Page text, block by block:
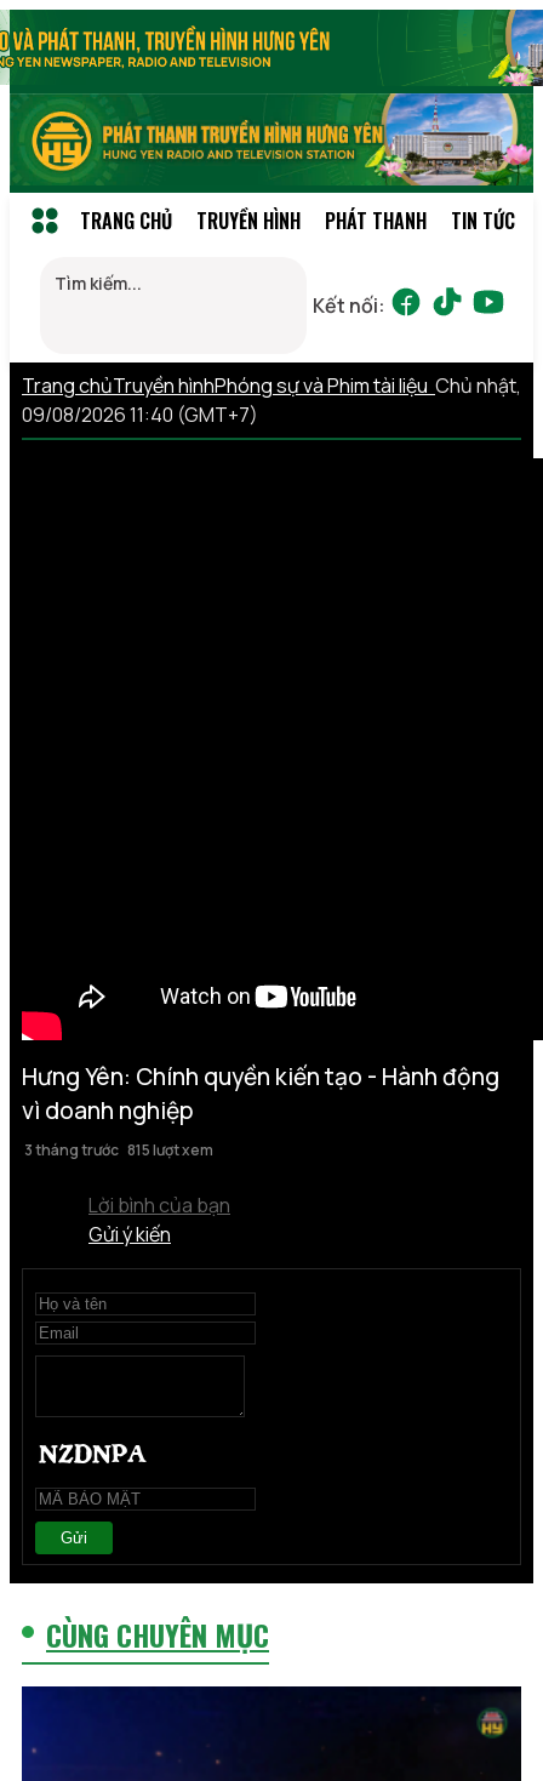
TRANG CHỦ TRUYỀN HÌNH PHÁT THANH TIN TỨC
Kết nối:
Trang chủTruyền hìnhPhóng sự và Phim tài liệu Chủ nhật,
09/08/2026 11:40 (GMT+7)
Hưng Yên: Chính quyền kiến tạo - Hành động
vì doanh nghiệp
3 tháng trước 815 lượt xem
Lời bình của bạn
Gửi ý kiến
Gửi
CÙNG CHUYÊN MỤC